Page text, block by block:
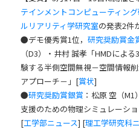
テインメントコンピューティン
ルリアリティ学研究室の発表2件
●デモ優秀賞1位，研究奨励賞金
（D3）・井村 誠孝「HMDによ
験する半側空間無視－空間情報
アプローチ－」[賞状]
●研究奨励賞銀賞 ：松原 空（
支援のための物理シミュレーシ
[工学部ニュース] [理工学研究科